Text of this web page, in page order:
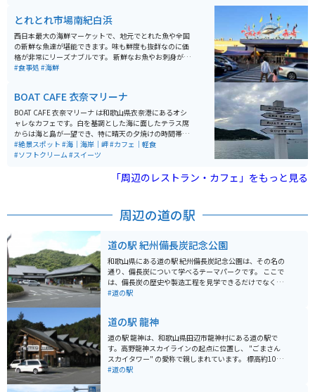
はり寿司が売られています。駐車場では梅昆布茶や梅饅
頭、様々な種類の味付けの梅干しがお土産として売られ
ています。
とれとれ市場南紀白浜
西日本最大の海鮮マーケットで、地元でとれた魚や全国
の新鮮な魚達が堪能できます。味も鮮度も抜群なのに価
格が非常にリーズナブルです。 新鮮なお魚やお刺身が食
べられてたり海鮮BBQが出来たりとお魚好きにはたまら
お魚の味を楽しむことが出来ます。
#食事処 #海鮮
BOAT CAFE 衣奈マリーナ
BOAT CAFE 衣奈マリーナ は和歌山県衣奈港にあるオシ
ャレなカフェです。白を基調とした海に面したテラス席
からは海と島が一望でき、特に晴天の夕焼けの時間帯は
海と島とのコントラストが絶景です。またドリンク、ス
イーツ、食事のメニューも豊富でとても美味しいです。
#絶景スポット #海｜海岸｜岬#カフェ｜軽食
#ソフトクリーム#スイーツ
「周辺のレストラン・カフェ」をもっと見る
周辺の道の駅
道の駅 紀州備長炭記念公園
和歌山県にある道の駅 紀州備長炭記念公園は、その名の
通り、備長炭について学べるテーマパークです。 ここで
は、備長炭の歴史や製造工程を見学できるだけでなく、
実際に炭焼き体験をすることもできます。 また、道の駅
むこともできます。 バイクで訪れる場合、駐車場も広
く、休憩場所としても最適です。周辺には、熊野古道な
ど、風光明媚なツーリングスポットも点在しているの
で、拠点として利用するのもおすすめです。 道の駅 紀州
備長炭記念公園を訪れれば、備長炭について深く知るこ
#道の駅
道の駅 龍神
道の駅 龍神は、和歌山県田辺市龍神村にある道の駅で
す。高野龍神スカイラインの起点に位置し、 "ごまさん
スカイタワー" の愛称で親しまれています。 標高約1000
mの高台に位置するため、周辺の山々や龍神村を一望で
#道の駅